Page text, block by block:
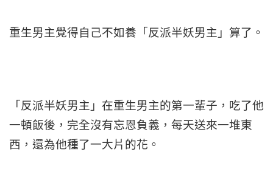
重生男主覺得自己不如養「反派半妖男主」算了。
「反派半妖男主」在重生男主的第一輩子，吃了他
一頓飯後，完全沒有忘恩負義，每天送來一堆東
西，還為他種了一大片的花。